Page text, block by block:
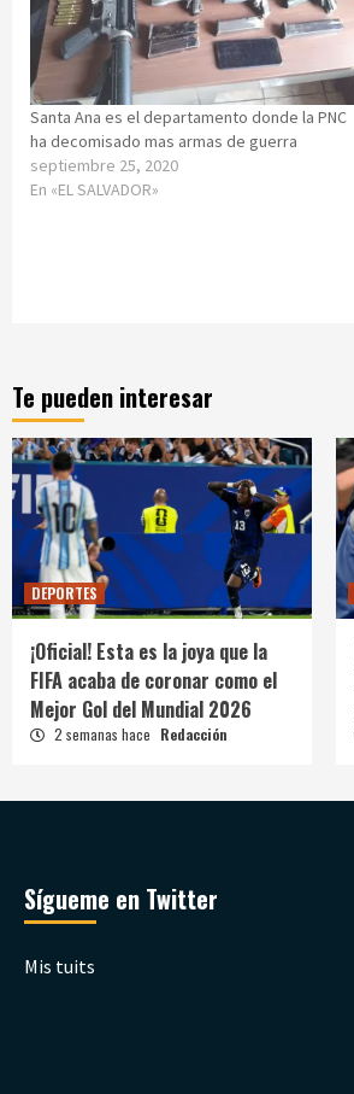
Santa Ana es el departamento donde la PNC
ha decomisado mas armas de guerra
septiembre 25, 2020
En «EL SALVADOR»
Te pueden interesar
DEPORTES
¡Oficial! Esta es la joya que la
FIFA acaba de coronar como el
Mejor Gol del Mundial 2026
2 semanas hace Redacción
Sígueme en Twitter
Mis tuits